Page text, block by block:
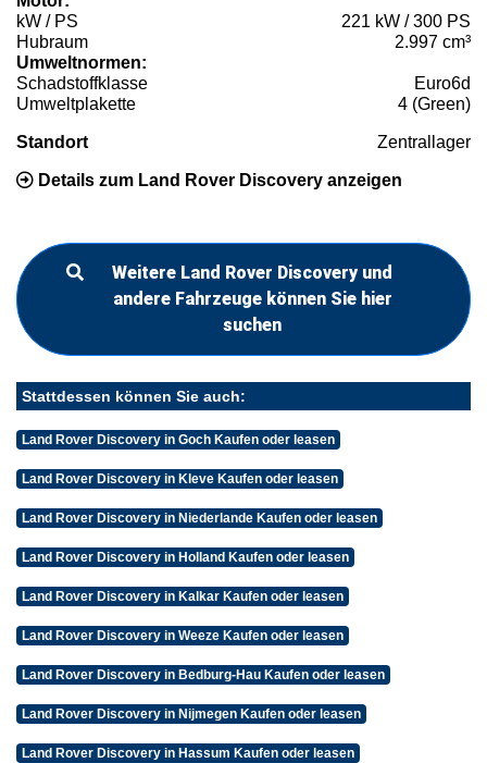
kW / PS
221 kW / 300 PS
Hubraum
2.997 cm³
Umweltnormen:
Schadstoffklasse
Euro6d
Umweltplakette
4 (Green)
Standort Zentrallager
Details zum Land Rover Discovery anzeigen
Weitere Land Rover Discovery und
andere Fahrzeuge können Sie hier
suchen
Stattdessen können Sie auch:
Land Rover Discovery in Goch Kaufen oder leasen
Land Rover Discovery in Kleve Kaufen oder leasen
Land Rover Discovery in Niederlande Kaufen oder leasen
Land Rover Discovery in Holland Kaufen oder leasen
Land Rover Discovery in Kalkar Kaufen oder leasen
Land Rover Discovery in Weeze Kaufen oder leasen
Land Rover Discovery in Bedburg-Hau Kaufen oder leasen
Land Rover Discovery in Nijmegen Kaufen oder leasen
Land Rover Discovery in Hassum Kaufen oder leasen